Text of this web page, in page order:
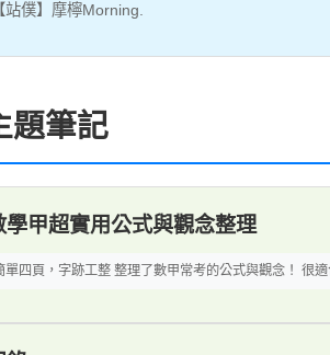
【站僕】摩檸Morning.
題筆記
學甲超實用公式與觀念整理
單四頁，字跡工整 整理了數甲常考的公式與觀念！ 很